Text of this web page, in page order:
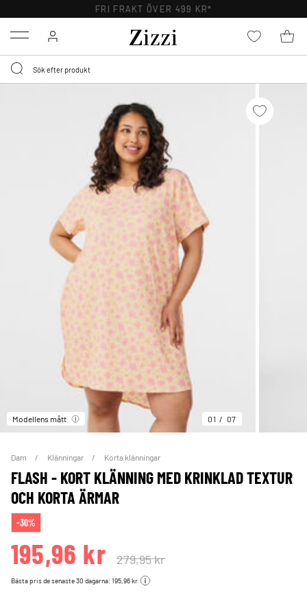
FRI FRAKT ÖVER 499 KR*
Menu
Modellens mått 01 07
Dam Klänningar Korta klänningar
FLASH - KORT KLÄNNING MED KRINKLAD TEXTUR
OCH KORTA ÄRMAR
-30%
195,96 kr 279,95 kr
Bästa pris de senaste 30 dagarna: 195,96 kr